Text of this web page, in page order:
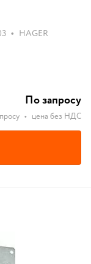
• HAGER
По запросу
• цена без НДС